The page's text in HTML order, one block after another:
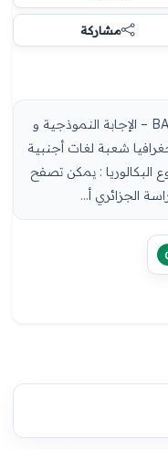
مشاركة
حلول مواضيع شهادة البكالوريا 2026 BAC – الإجابة النموذجية و
شعبة لغات أجنبية
موضوع البكالوريا : يمكن تصفح
الجزائري أ…